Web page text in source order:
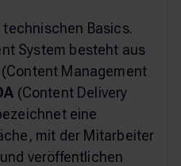
Basics.
System besteht aus
(Content Management
(Content Delivery
eine
mit der Mitarbeiter
veröffentlichen